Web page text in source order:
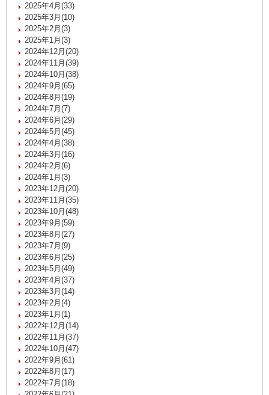
2025年4月(33)
2025年3月(10)
2025年2月(3)
2025年1月(3)
2024年12月(20)
2024年11月(39)
2024年10月(38)
2024年9月(65)
2024年8月(19)
2024年7月(7)
2024年6月(29)
2024年5月(45)
2024年4月(38)
2024年3月(16)
2024年2月(6)
2024年1月(3)
2023年12月(20)
2023年11月(35)
2023年10月(48)
2023年9月(59)
2023年8月(27)
2023年7月(9)
2023年6月(25)
2023年5月(49)
2023年4月(37)
2023年3月(14)
2023年2月(4)
2023年1月(1)
2022年12月(14)
2022年11月(37)
2022年10月(47)
2022年9月(61)
2022年8月(17)
2022年7月(18)